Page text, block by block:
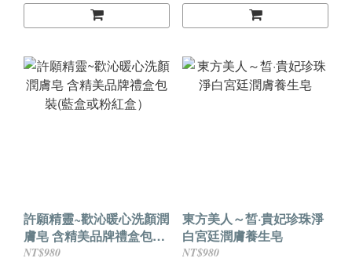
許願精靈~歡沁暖心洗顏潤
膚皂 含精美品牌禮盒包裝
(藍盒或粉紅盒）
NT$980
東方美人～皙·貴妃珍珠淨
白宮廷潤膚養生皂
NT$980